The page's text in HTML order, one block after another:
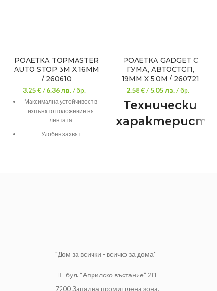
РОЛЕТКА TOPMASTER
AUTO STOP 3M X 16MM
/ 260610
3.25 €/6.36лв./ бр.
Максимална устойчивост в
изпънато положение на
лентата
Удобен захват
РОЛЕТКА GADGET С
ГУМА, АВТОСТОП,
19MM X 5.0M / 260721
2.58 €/5.05лв./ бр.
Технически
Широчина на лентата: 16 mm
"Дом за всички - всичко за дома"
бул. “Априлско въстание” 2П
7200 Западна промишлена зона,